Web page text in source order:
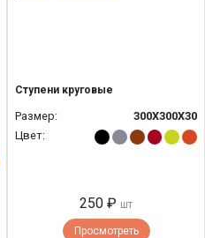
Ступени круговые
Размер:
300Х300Х30
Цвет:
250 ₽ шт
Просмотреть